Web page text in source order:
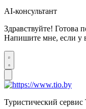
AI-консультант
Здравствуйте! Готова
Напишите мне, если у
Туристический